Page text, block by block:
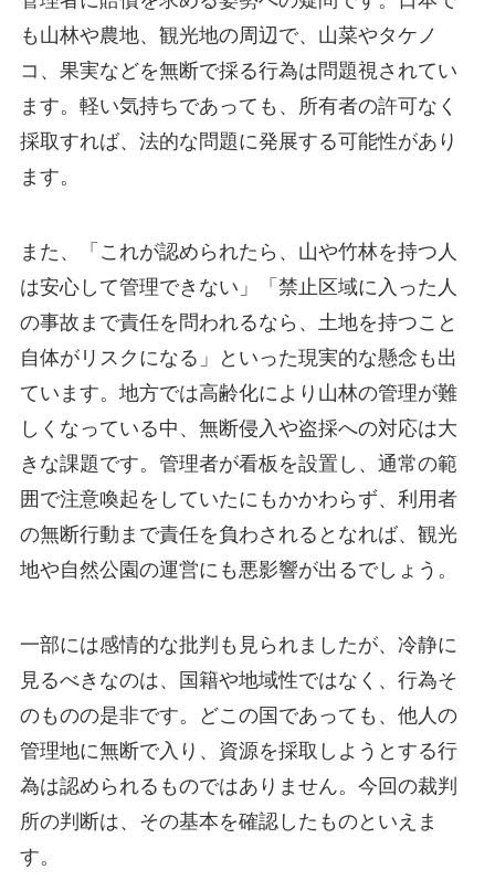
も山林や農地、観光地の周辺で、山菜やタケノ
コ、果実などを無断で採る行為は問題視されてい
ます。軽い気持ちであっても、所有者の許可なく
採取すれば、法的な問題に発展する可能性があり
ます。
また、「これが認められたら、山や竹林を持つ人
は安心して管理できない」「禁止区域に入った人
の事故まで責任を問われるなら、土地を持つこと
自体がリスクになる」といった現実的な懸念も出
ています。地方では高齢化により山林の管理が難
しくなっている中、無断侵入や盗採への対応は大
きな課題です。管理者が看板を設置し、通常の範
囲で注意喚起をしていたにもかかわらず、利用者
の無断行動まで責任を負わされるとなれば、観光
地や自然公園の運営にも悪影響が出るでしょう。
一部には感情的な批判も見られましたが、冷静に
見るべきなのは、国籍や地域性ではなく、行為そ
のものの是非です。どこの国であっても、他人の
管理地に無断で入り、資源を採取しようとする行
為は認められるものではありません。今回の裁判
所の判断は、その基本を確認したものといえま
す。